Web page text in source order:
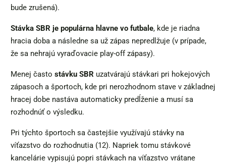
bude zrušená).
Stávka SBR je populárna hlavne vo futbale, kde je riadna
hracia doba a následne sa už zápas nepredlžuje (v prípade,
že sa nehrajú vyraďovacie play-off zápasy).
Menej často stávku SBR uzatvárajú stávkari pri hokejových
zápasoch a športoch, kde pri nerozhodnom stave v základnej
hracej dobe nastáva automaticky predĺženie a musí sa
rozhodnúť o výsledku.
Pri týchto športoch sa častejšie využívajú stávky na
víťazstvo do rozhodnutia (12). Napriek tomu stávkové
kancelárie vypisujú popri stávkach na víťazstvo vrátane